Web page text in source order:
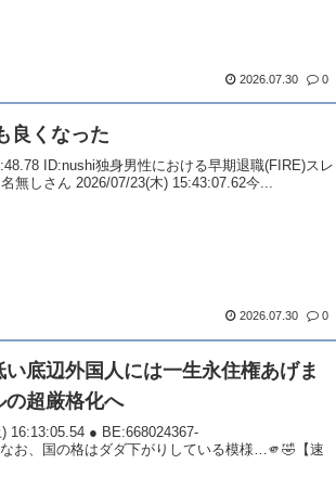
2026.07.30 0
良くなった
ID:nushi独身男性における早期退職(FIRE)スレ
無しさん 2026/07/23(木) 15:43:07.62今...
2026.07.30 0
底辺外国人には一生永住権あげま
超厳格化へ
16:13:05.54 ● BE:668024367-
お、国の格はダダ下がりしている模様…🫵🤣【速